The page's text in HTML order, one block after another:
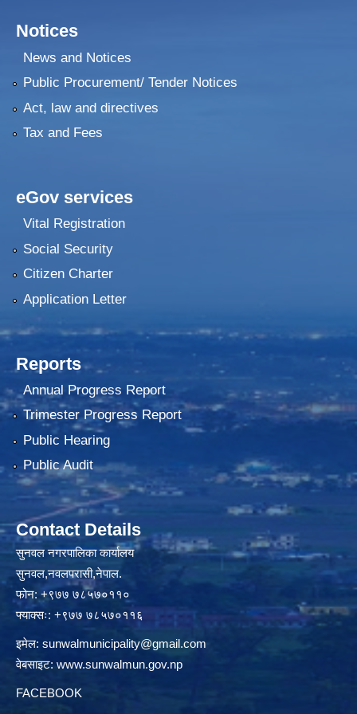
Notices
News and Notices
Public Procurement/ Tender Notices
Act, law and directives
Tax and Fees
eGov services
Vital Registration
Social Security
Citizen Charter
Application Letter
Reports
Annual Progress Report
Trimester Progress Report
Public Hearing
Public Audit
Contact Details
सुनवल नगरपालिका कार्यालय
सुनवल,नवलपरासी,नेपाल.
फोन: +९७७ ७८५७०११०
फ्याक्सः: +९७७ ७८५७०११६
इमेल: sunwalmunicipality@gmail.com
वेबसाइट: www.sunwalmun.gov.np
FACEBOOK